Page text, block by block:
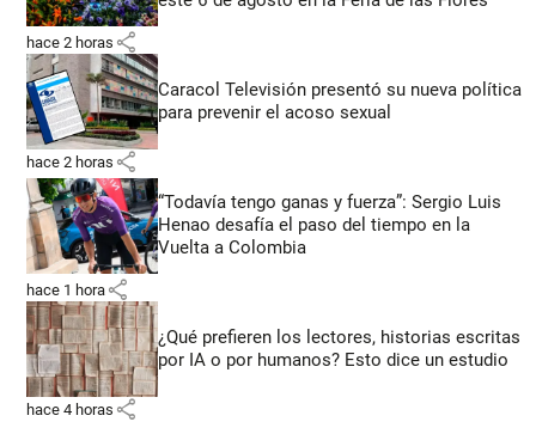
hace 2 horas share
Caracol Televisión presentó su nueva política
para prevenir el acoso sexual
hace 2 horas share
“Todavía tengo ganas y fuerza”: Sergio Luis
Henao desafía el paso del tiempo en la
Vuelta a Colombia
hace 1 hora share
¿Qué prefieren los lectores, historias escritas
por IA o por humanos? Esto dice un estudio
hace 4 horas share